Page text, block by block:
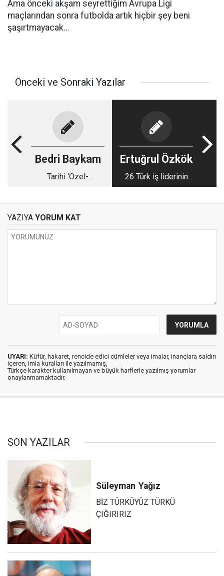
Ama önceki akşam seyrettiğim Avrupa Ligi
maçlarından sonra futbolda artık hiçbir şey beni
şaşırtmayacak…
Önceki ve Sonraki Yazılar
Bedri Baykam
Tarihi ‘Özel-
Ertuğrul Özkök
26 Türk iş liderinin
bugün Financial
YAZIYA YORUM KAT
UYARI: Küfür, hakaret, rencide edici cümleler veya imalar, inançlara saldırı
içeren, imla kuralları ile yazılmamış,
Türkçe karakter kullanılmayan ve büyük harflerle yazılmış yorumlar
onaylanmamaktadır.
SON YAZILAR
Süleyman Yağız
BİZ TÜRKÜYÜZ TÜRKÜ
ÇIĞIRIRIZ